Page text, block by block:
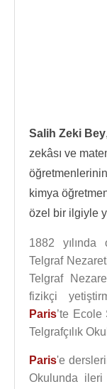
Salih Zeki Bey,
zekâsı ve
kimya
özel bir ilgiyle
1882
Telgraf
Telgraf
fizikçi
Paris’te
Telgrafçılık
Paris'e
Okulunda ileri